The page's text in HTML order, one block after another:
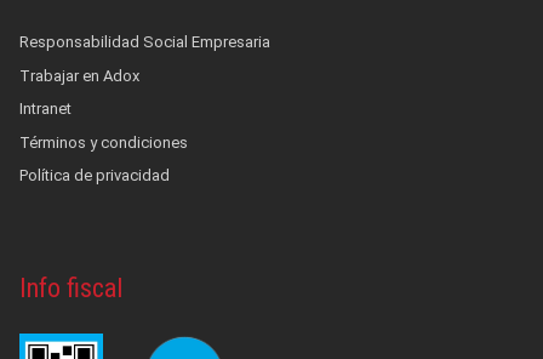
Responsabilidad Social Empresaria
Trabajar en Adox
Intranet
Términos y condiciones
Política de privacidad
Info fiscal